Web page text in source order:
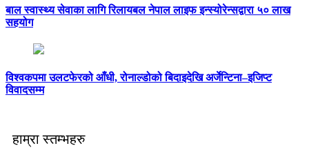
बाल स्वास्थ्य सेवाका लागि रिलायबल नेपाल लाइफ इन्स्योरेन्सद्वारा ५० लाख
सहयोग
विश्वकपमा उलटफेरको आँधी, रोनाल्डोको बिदाइदेखि अर्जेन्टिना–इजिप्ट
विवादसम्म
हाम्रा स्तम्भहरु